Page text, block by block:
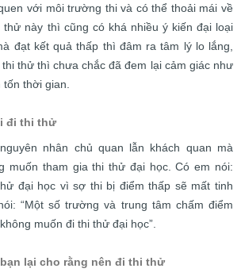
với môi trường thi và có thể thoải mái về
này thì cũng có khá nhiều ý kiến đại loại
đạt kết quả thấp thì đâm ra tâm lý lo lắng,
thử thì chưa chắc đã đem lại cảm giác như
thời gian.
đi thi thử
nhân chủ quan lẫn khách quan mà
muốn tham gia thi thử đại học. Có em nói:
đại học vì sợ thi bị điểm thấp sẽ mất tinh
“Một số trường và trung tâm chấm điểm
muốn đi thi thử đại học”.
lại cho rằng nên đi thi thử